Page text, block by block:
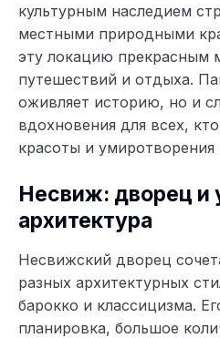
культурным наследием
местными природными
эту локацию прекрасным
путешествий и отдыха.
оживляет историю, но и
вдохновения для всех,
красоты и
Несвиж: дворец и
архитектура
Несвижский дворец
разных архитектурных
барокко и классицизма.
планировка, большое